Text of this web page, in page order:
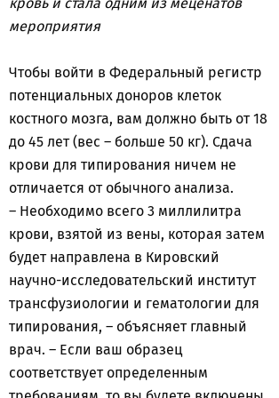
мероприятия
Чтобы войти в Федеральный регистр
потенциальных доноров клеток
костного мозга, вам должно быть от 18
до 45 лет (вес – больше 50 кг). Сдача
крови для типирования ничем не
отличается от обычного анализа.
– Необходимо всего 3 миллилитра
крови, взятой из вены, которая затем
будет направлена в Кировский
научно-исследовательский институт
трансфузиологии и гематологии для
типирования, – объясняет главный
врач. – Если ваш образец
соответствует определенным